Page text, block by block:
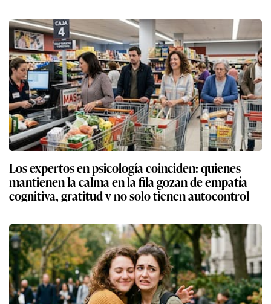
Los expertos en psicología coinciden: quienes
mantienen la calma en la fila gozan de empatía
cognitiva, gratitud y no solo tienen autocontrol